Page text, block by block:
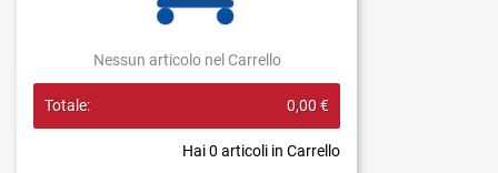
Nessun articolo nel Carrello
Hai0 articoli in Carrello
Totale: 0,00 €